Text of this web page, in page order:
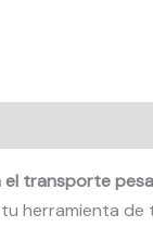
el transporte
herramienta de